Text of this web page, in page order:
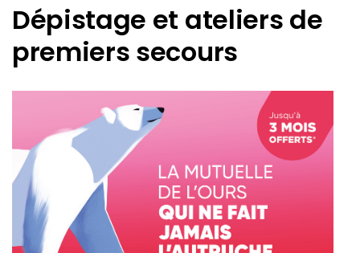
Dépistage et ateliers de
premiers secours